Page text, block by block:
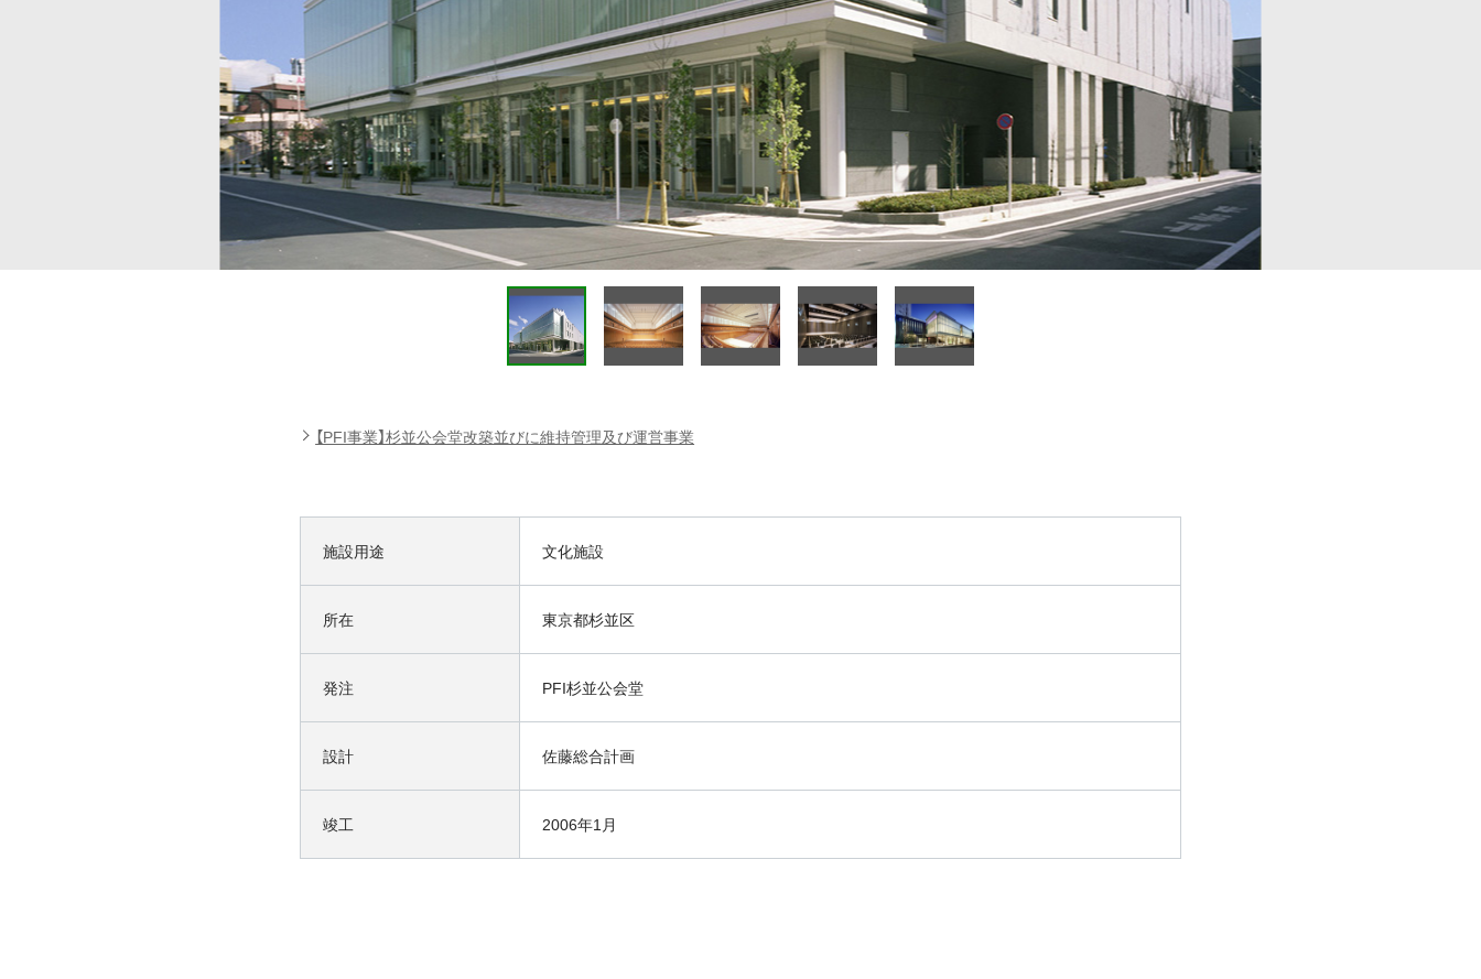
【PFI事業】杉並公会堂改築並びに維持管理及び運営事業
施設用途 文化施設
所在 東京都杉並区
発注 PFI杉並公会堂
設計 佐藤総合計画
竣工 2006年1月